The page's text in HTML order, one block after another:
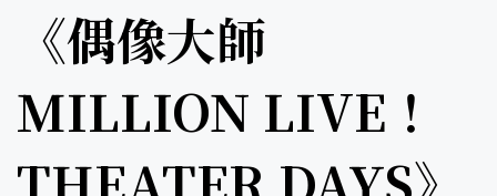
《偶像大師
MILLION LIVE！